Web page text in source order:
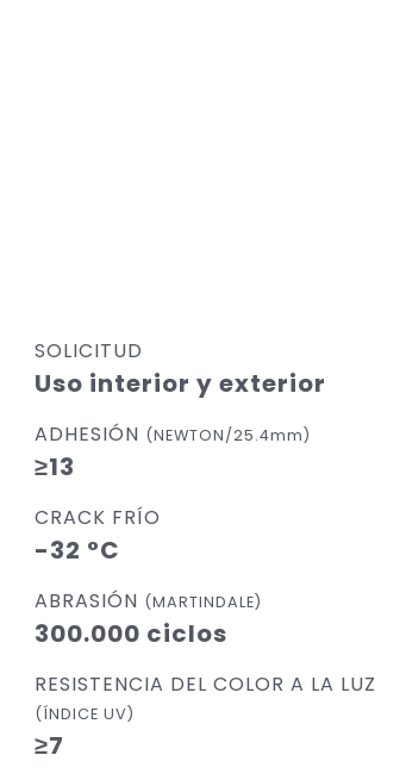
SOLICITUD
Uso interior y exterior
ADHESIÓN (NEWTON/25.4mm)
≥13
CRACK FRÍO
-32 °C
ABRASIÓN (MARTINDALE)
300.000 ciclos
RESISTENCIA DEL COLOR A LA LUZ
(ÍNDICE UV)
≥7